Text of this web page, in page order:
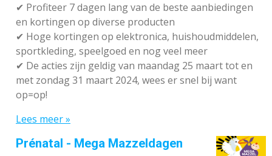
✔ Profiteer 7 dagen lang van de beste aanbiedingen
en kortingen op diverse producten
✔ Hoge kortingen op elektronica, huishoudmiddelen,
sportkleding, speelgoed en nog veel meer
✔ De acties zijn geldig van maandag 25 maart tot en
met zondag 31 maart 2024, wees er snel bij want
op=op!
Lees meer »
Prénatal - Mega Mazzeldagen